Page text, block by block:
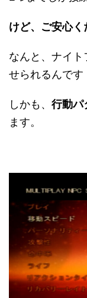
けど、ご安心く
なんと、ナイト
せられるんです
しかも、 行動パ
ます。